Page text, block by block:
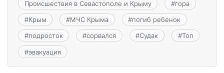
Происшествия в Севастополе и Крыму #гора
#Крым #МЧС Крыма #погиб ребенок
#подросток #сорвался #Судак #Топ
#эвакуация